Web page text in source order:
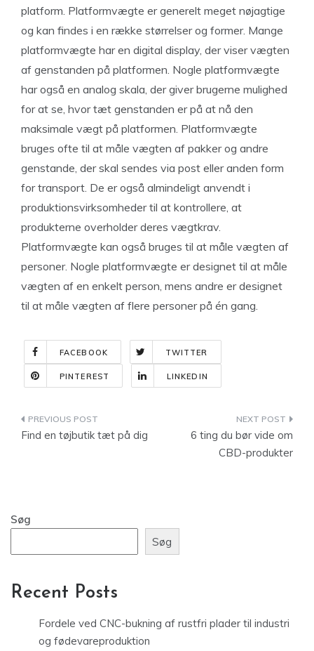
platform. Platformvægte er generelt meget nøjagtige
og kan findes i en række størrelser og former. Mange
platformvægte har en digital display, der viser vægten
af ​​genstanden på platformen. Nogle platformvægte
har også en analog skala, der giver brugerne mulighed
for at se, hvor tæt genstanden er på at nå den
maksimale vægt på platformen. Platformvægte
bruges ofte til at måle vægten af ​​pakker og andre
genstande, der skal sendes via post eller anden form
for transport. De er også almindeligt anvendt i
produktionsvirksomheder til at kontrollere, at
produkterne overholder deres vægtkrav.
Platformvægte kan også bruges til at måle vægten af ​​
personer. Nogle platformvægte er designet til at måle
vægten af ​​en enkelt person, mens andre er designet
til at måle vægten af ​​flere personer på én gang.
FACEBOOK TWITTER
PINTEREST LINKEDIN
Indlægsnavigation
Find en tøjbutik tæt på dig
6 ting du bør vide om
CBD-produkter
Søg
Søg
Recent Posts
Fordele ved CNC-bukning af rustfri plader til industri
og fødevareproduktion